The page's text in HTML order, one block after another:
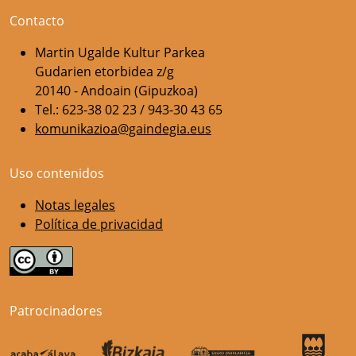
Contacto
Martin Ugalde Kultur Parkea
Gudarien etorbidea z/g
20140 - Andoain (Gipuzkoa)
Tel.: 623-38 02 23 / 943-30 43 65
komunikazioa@gaindegia.eus
Uso contenidos
Notas legales
Política de privacidad
Patrocinadores